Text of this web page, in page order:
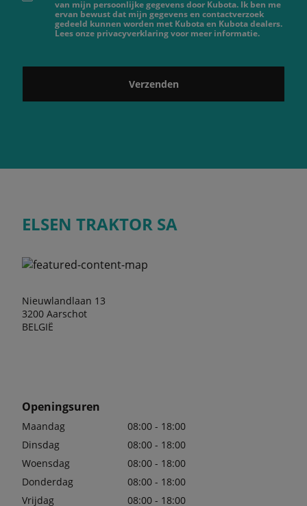
van mijn persoonlijke gegevens door Kubota. Ik ben me
ervan bewust dat mijn gegevens en contactverzoek
gedeeld kunnen worden met Kubota en Kubota dealers.
Lees onze privacyverklaring voor meer informatie.
Verzenden
ELSEN TRAKTOR SA
Nieuwlandlaan 13
3200 Aarschot
BELGIË
Openingsuren
Maandag
08:00 - 18:00
Dinsdag
08:00 - 18:00
Woensdag
08:00 - 18:00
Donderdag
08:00 - 18:00
Vrijdag
08:00 - 18:00